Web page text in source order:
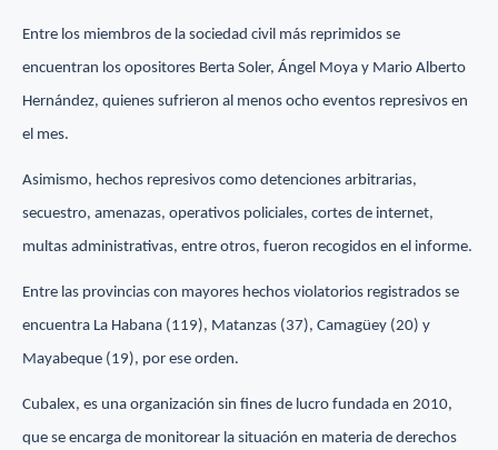
Entre los miembros de la sociedad civil más reprimidos se
encuentran los opositores Berta Soler, Ángel Moya y Mario Alberto
Hernández, quienes sufrieron al menos ocho eventos represivos en
el mes.
Asimismo, hechos represivos como detenciones arbitrarias,
secuestro, amenazas, operativos policiales, cortes de internet,
multas administrativas, entre otros, fueron recogidos en el informe.
Entre las provincias con mayores hechos violatorios registrados se
encuentra La Habana (119), Matanzas (37), Camagüey (20) y
Mayabeque (19), por ese orden.
Cubalex, es una organización sin fines de lucro fundada en 2010,
que se encarga de monitorear la situación en materia de derechos